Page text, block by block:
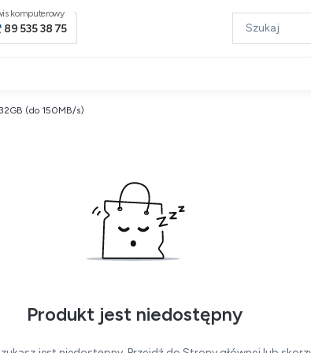
89 535 38 75
(do 150MB/s)
Produkt jest niedostępny